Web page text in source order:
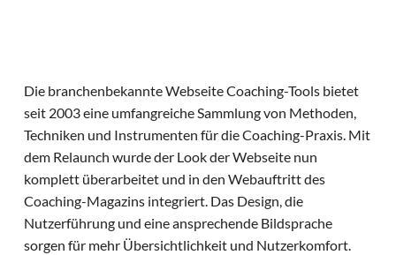
Die branchenbekannte Webseite Coaching-Tools bietet
seit 2003 eine umfangreiche Sammlung von Methoden,
Techniken und Instrumenten für die Coaching-Praxis. Mit
dem Relaunch wurde der Look der Webseite nun
komplett überarbeitet und in den Webauftritt des
Coaching-Magazins integriert. Das Design, die
Nutzerführung und eine ansprechende Bildsprache
sorgen für mehr Übersichtlichkeit und Nutzerkomfort.